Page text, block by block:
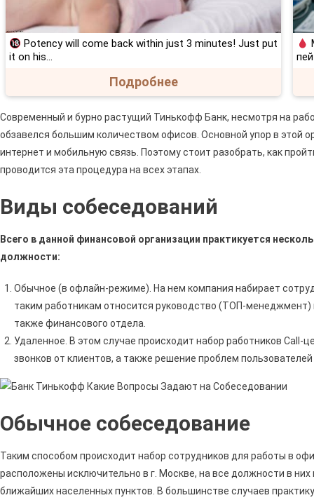
Potency will come back within just 3 minutes! Just put
it on his…
Подробнее
Современный и бурно растущий Тинькофф Банк, несмотря на
обзавелся большим количеством офисов. Основной упор в этой
интернет и мобильную связь. Поэтому стоит разобрать, как
проводится эта процедура на всех этапах.
Виды собеседований
Всего в данной финансовой организации практикуется
должности:
Обычное (в офлайн-режиме). На нем компания набирает
таким работникам относится руководство (ТОП-менеджмент)
также финансового отдела.
Удаленное. В этом случае происходит набор работников Call-
звонков от клиентов, а также решение проблем
Обычное собеседование
Таким способом происходит набор сотрудников для работы в
расположены исключительно в г. Москве, на все должности в
ближайших населенных пунктов. В большинстве случаев